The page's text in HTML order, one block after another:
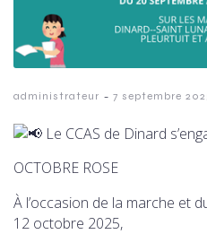
administrateur - 7 septembre
Le CCAS de Dinard
OCTOBRE ROSE
À l’occasion de la marche et
12 octobre 2025,